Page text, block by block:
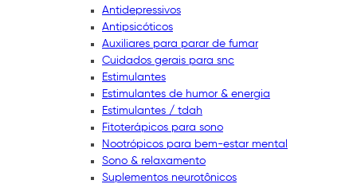
Antidepressivos
Antipsicóticos
Auxiliares para parar de fumar
Cuidados gerais para snc
Estimulantes
Estimulantes de humor & energia
Estimulantes / tdah
Fitoterápicos para sono
Nootrópicos para bem-estar mental
Sono & relaxamento
Suplementos neurotônicos